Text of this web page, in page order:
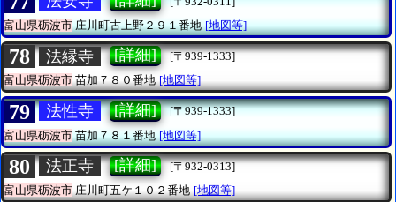
富山県砺波市庄川町古上野２９１番地 [地図等]
78 法縁寺 [詳細]
[〒939-1333]
富山県砺波市苗加７８０番地 [地図等]
79 法性寺 [詳細]
[〒939-1333]
富山県砺波市苗加７８１番地 [地図等]
80 法正寺 [詳細]
[〒932-0313]
富山県砺波市 庄川町五ケ１０２番地 [地図等]